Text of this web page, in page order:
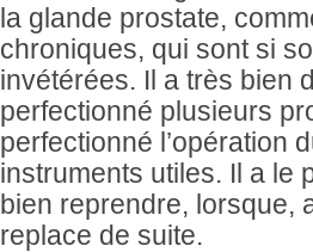
la glande prostate,
chroniques, qui sont si
invétérées. Il a très bien
perfectionné plusieurs
perfectionné l’opération
instruments utiles. Il a le
bien reprendre, lorsque,
replace de suite.